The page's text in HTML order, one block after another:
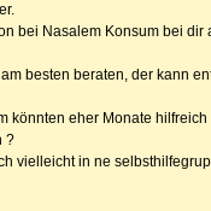
bei Nasalem Konsum bei dir
besten beraten, der kann
könnten eher Monate hilfreich
?
vielleicht in ne